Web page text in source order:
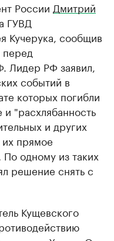
России Дмитрий
ГУВД
Кучерука, сообщив
перед
Лидер РФ заявил,
событий в
которых погибли
"расхлябанность
и других
их прямое
одному из таких
решение снять с
Кущевского